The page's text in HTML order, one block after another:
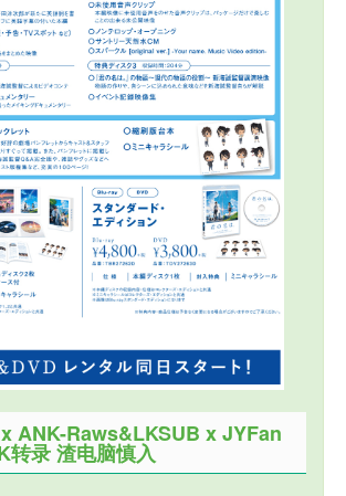
ANK-Raws&LKSUB x JYFan
转录 渣电脑慎入